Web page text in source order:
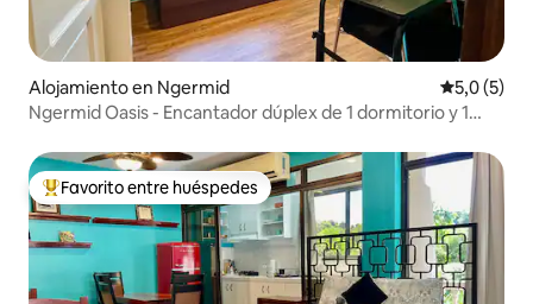
Alojamiento en Ngermid
5,0 (5)
Ngermid Oasis - Encantador dúplex de 1 dormitorio y 1
Favorito entre los huéspedes más destacados
Favorito entre huéspedes